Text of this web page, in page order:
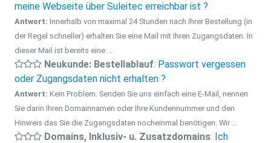
meine Webseite über Suleitec erreichbar ist ?
Antwort: Innerhalb von maximal 24 Stunden nach Ihrer Bestellung (in
der Regel schneller) erhalten Sie eine Mail mit Ihren Zugangsdaten. In
dieser Mail ist bereits eine ...
Neukunde: Bestellablauf: Passwort vergessen
oder Zugangsdaten nicht erhalten ?
Antwort: Kein Problem. Senden Sie uns einfach eine E-Mail, nennen
Sie darin Ihren Domainnamen oder Ihre Kundennummer und den
Hinweis das Sie die Zugangsdaten nocheinmal benötigen. Wir ...
Domains, Inklusiv- u. Zusatzdomains: Ich